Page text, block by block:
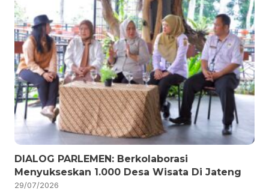
DIALOG PARLEMEN: Berkolaborasi
Menyukseskan 1.000 Desa Wisata Di Jateng
29/07/2026